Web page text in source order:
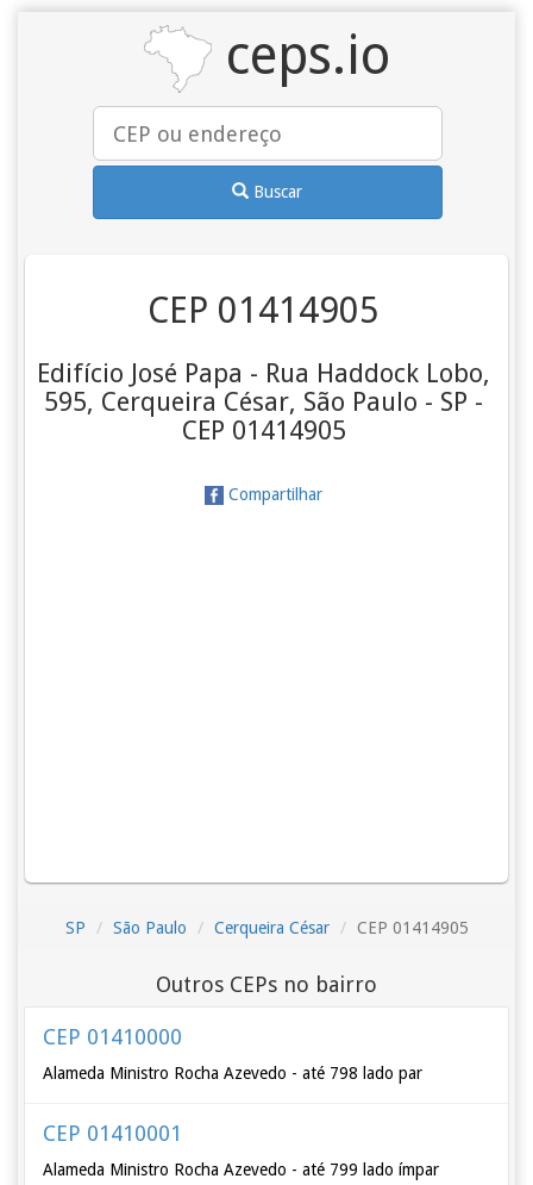
ceps.io
Buscar
CEP 01414905
Edifício José Papa - Rua Haddock Lobo,
595, Cerqueira César, São Paulo - SP -
CEP 01414905
Compartilhar
SP São Paulo Cerqueira César CEP 01414905
Outros CEPs no bairro
CEP 01410000
Alameda Ministro Rocha Azevedo - até 798 lado par
CEP 01410001
Alameda Ministro Rocha Azevedo - até 799 lado ímpar